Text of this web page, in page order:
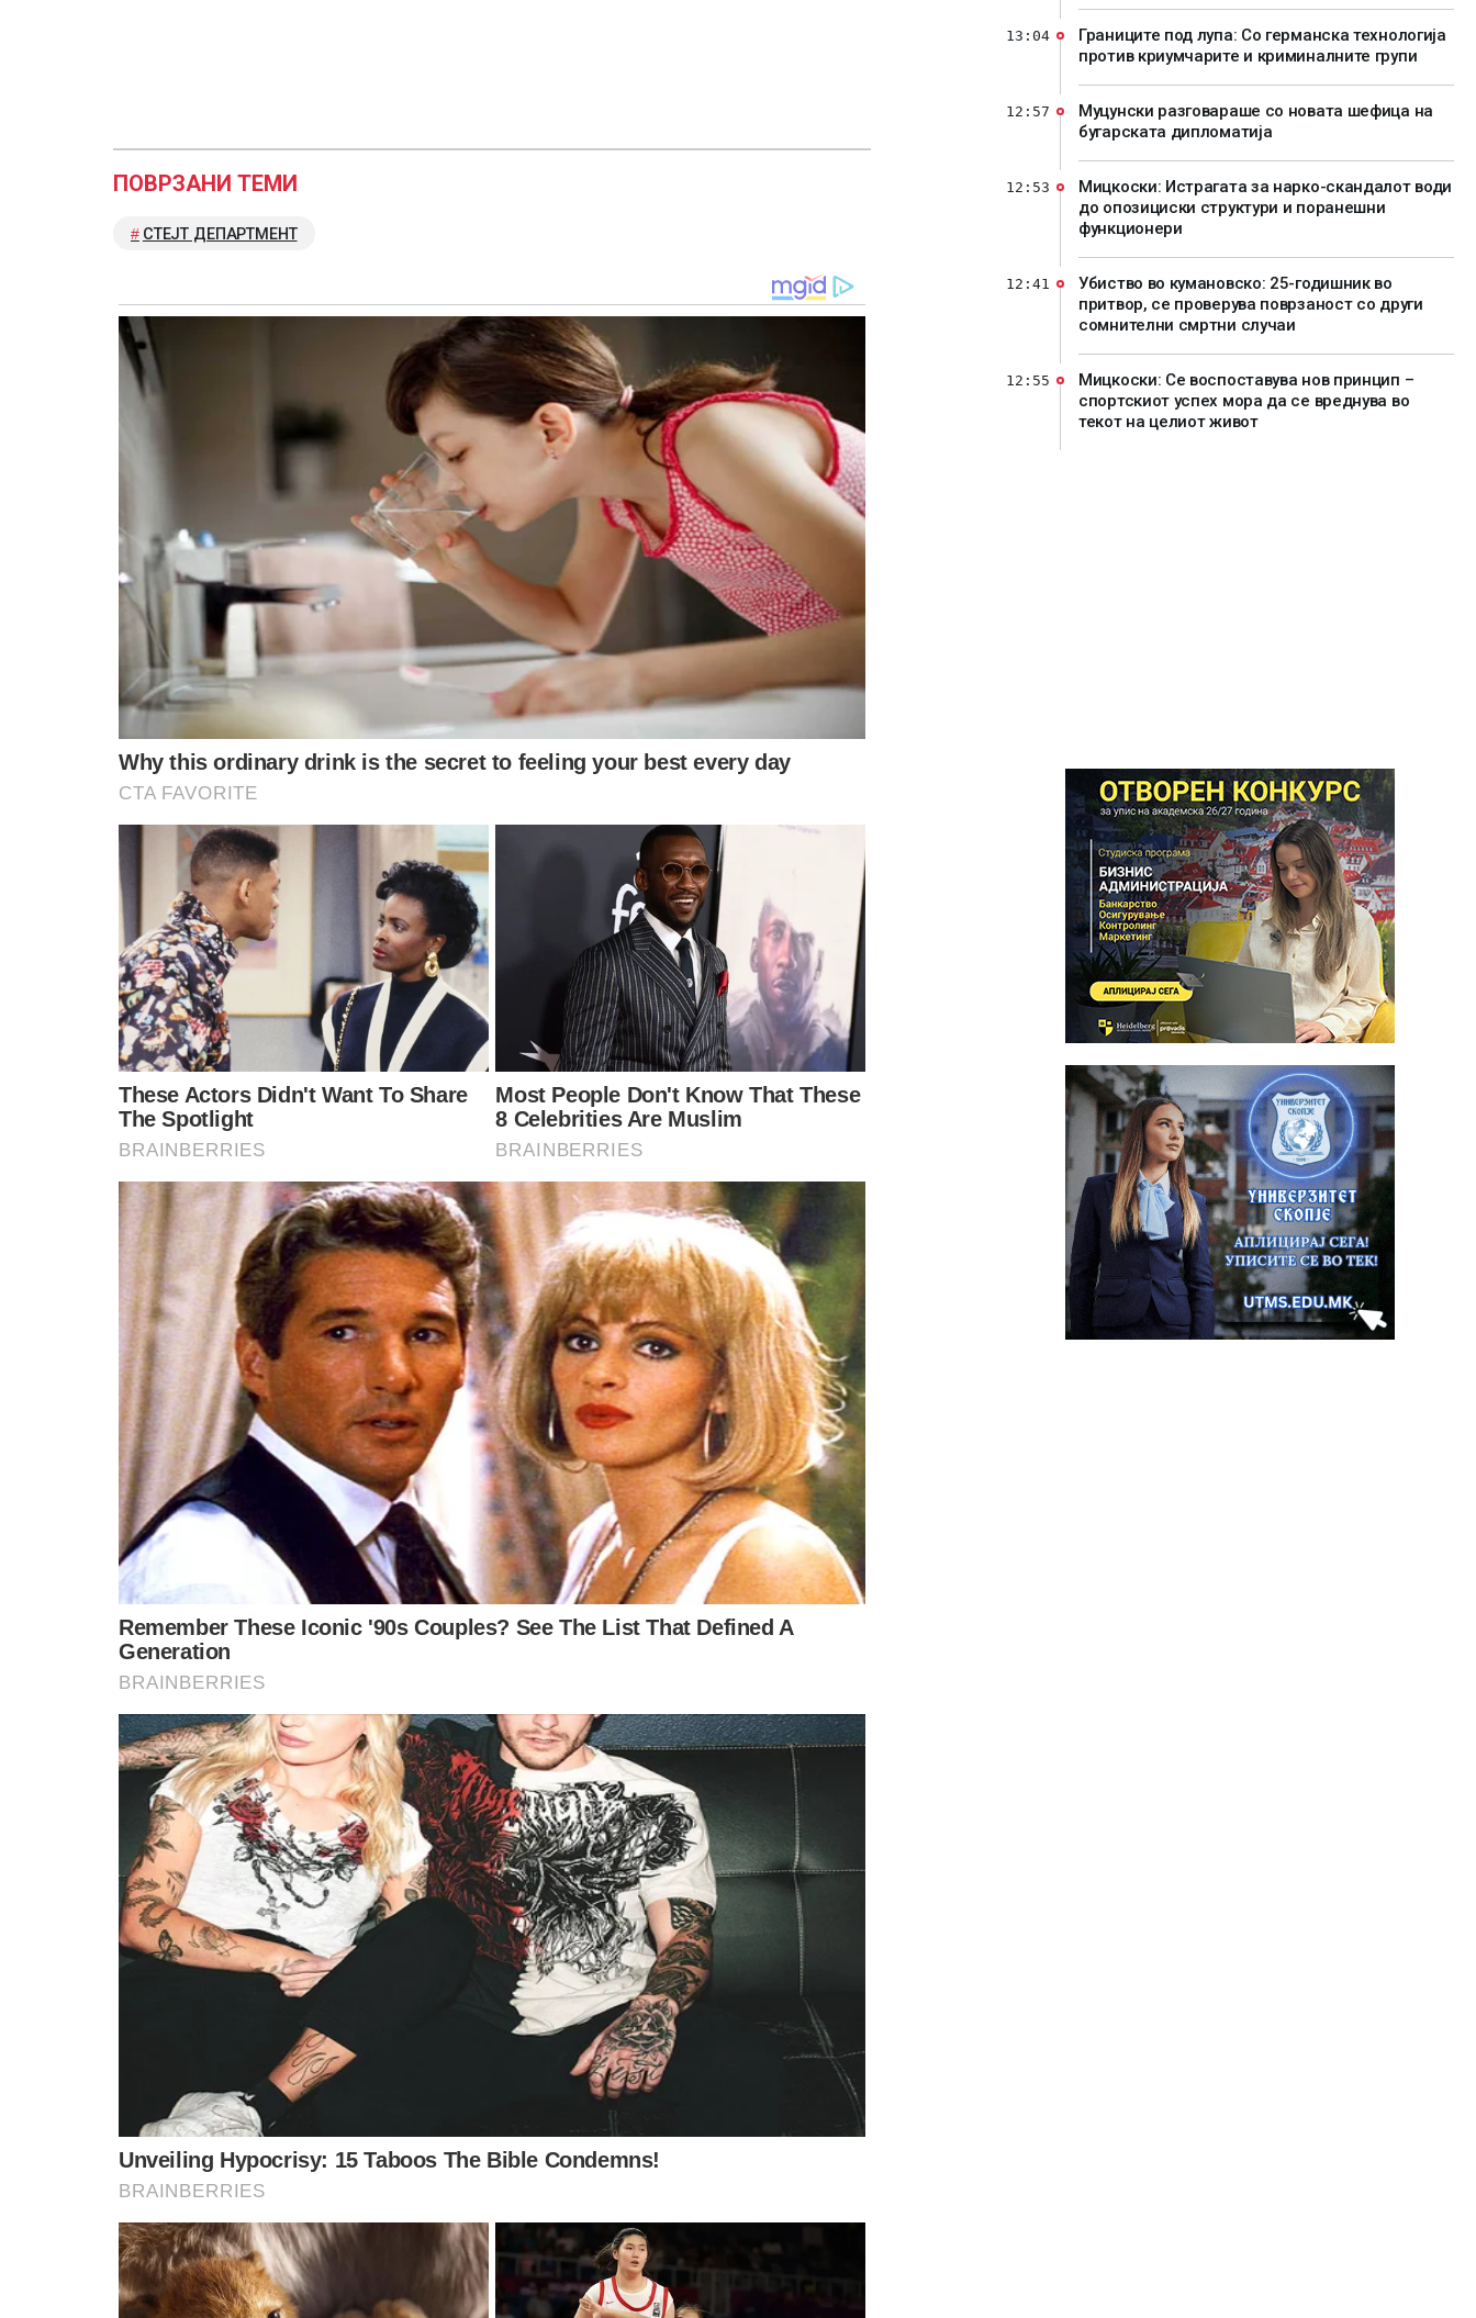
ПОВРЗАНИ ТЕМИ
СТЕЈТ ДЕПАРТМЕНТ
Границите под лупа: Со германска технологија
против криумчарите и криминалните групи
13:04
Муцунски разговараше со новата шефица на
бугарската дипломатија
12:57
Мицкоски: Истрагата за нарко-скандалот води
до опозициски структури и поранешни
функционери
12:53
Убиство во кумановско: 25-годишник во
притвор, се проверува поврзаност со други
сомнителни смртни случаи
12:41
Мицкоски: Се воспоставува нов принцип –
спортскиот успех мора да се вреднува во
текот на целиот живот
12:55